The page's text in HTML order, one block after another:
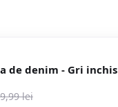
de denim - Gri inchis
lei